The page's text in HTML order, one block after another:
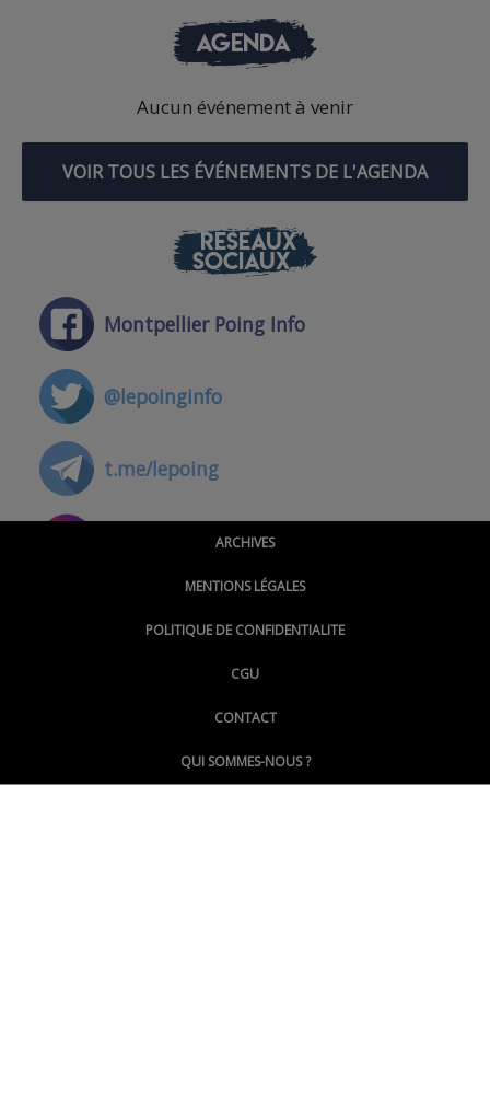
AGENDA
Aucun événement à venir
VOIR TOUS LES ÉVÉNEMENTS DE L'AGENDA
RÉSEAUX
SOCIAUX
Montpellier Poing Info
@lepoinginfo
t.me/lepoing
@montpellierpoinginfo
@LePoingMontpellier
ARCHIVES
MENTIONS LÉGALES
POLITIQUE DE CONFIDENTIALITE
CGU
CONTACT
QUI SOMMES-NOUS ?